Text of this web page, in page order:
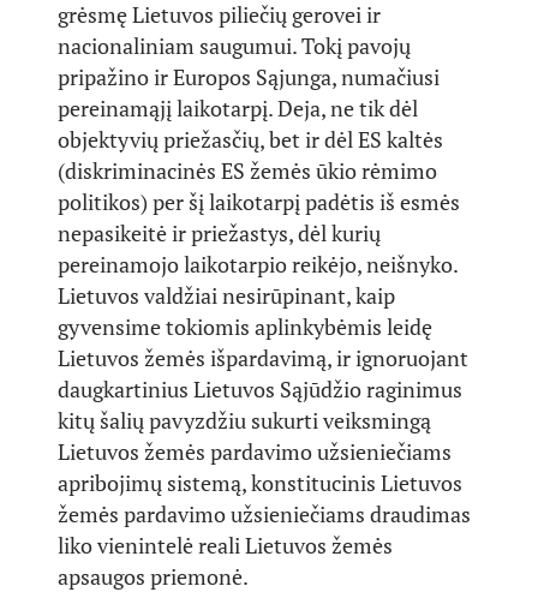
grėsmę Lietuvos piliečių gerovei ir
nacionaliniam saugumui. Tokį pavojų
pripažino ir Europos Sąjunga, numačiusi
pereinamąjį laikotarpį. Deja, ne tik dėl
objektyvių priežasčių, bet ir dėl ES kaltės
(diskriminacinės ES žemės ūkio rėmimo
politikos) per šį laikotarpį padėtis iš esmės
nepasikeitė ir priežastys, dėl kurių
pereinamojo laikotarpio reikėjo, neišnyko.
Lietuvos valdžiai nesirūpinant, kaip
gyvensime tokiomis aplinkybėmis leidę
Lietuvos žemės išpardavimą, ir ignoruojant
daugkartinius Lietuvos Sąjūdžio raginimus
kitų šalių pavyzdžiu sukurti veiksmingą
Lietuvos žemės pardavimo užsieniečiams
apribojimų sistemą, konstitucinis Lietuvos
žemės pardavimo užsieniečiams draudimas
liko vienintelė reali Lietuvos žemės
apsaugos priemonė.